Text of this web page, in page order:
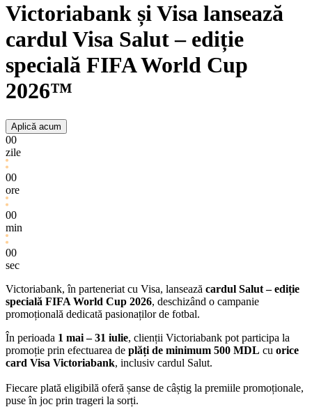
Victoriabank și Visa lansează
cardul Visa Salut – ediție
specială FIFA World Cup
2026™
Aplică acum
00
zile
00
ore
00
min
00
sec
Victoriabank, în parteneriat cu Visa, lansează cardul Salut – ediție
specială FIFA World Cup 2026, deschizând o campanie
promoțională dedicată pasionaților de fotbal.
În perioada 1 mai – 31 iulie, clienții Victoriabank pot participa la
promoție prin efectuarea de plăți de minimum 500 MDL cu orice
card Visa Victoriabank, inclusiv cardul Salut.
Fiecare plată eligibilă oferă șanse de câștig la premiile promoționale,
puse în joc prin trageri la sorți.